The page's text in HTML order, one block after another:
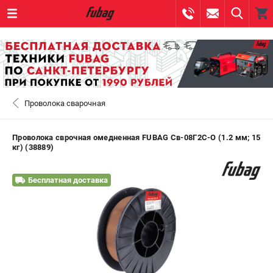
ВХОД ИЛИ РЕГИСТРАЦИЯ
+7 (8112) 59-10-67 - ЗАКАЗ ЗАПЧАСТЕЙ
+7 (812) 317-60-57
САНКТ-ПЕТЕРБУРГ
0 ₽
Проволока сварочная
Проволока сврочная омедненная FUBAG Св-08Г2С-О (1.2 мм; 15
кг) (38889)
Бесплатная доставка